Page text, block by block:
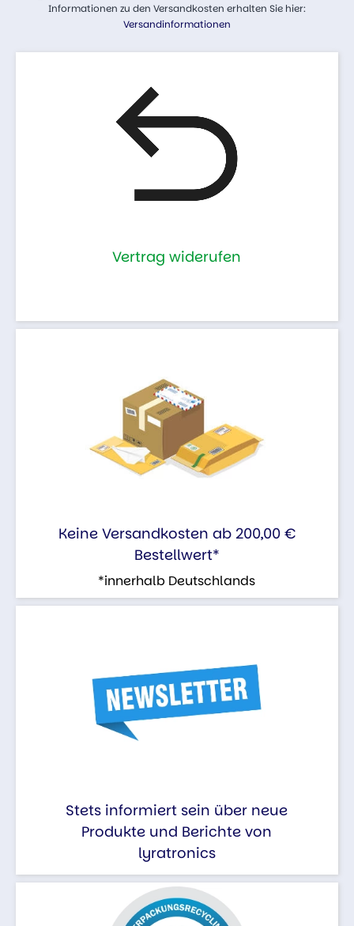
Informationen zu den Versandkosten erhalten Sie hier:
Versandinformationen
Vertrag widerufen
Keine Versandkosten ab 200,00 €
Bestellwert*
*innerhalb Deutschlands
Stets informiert sein über neue
Produkte und Berichte von
lyratronics